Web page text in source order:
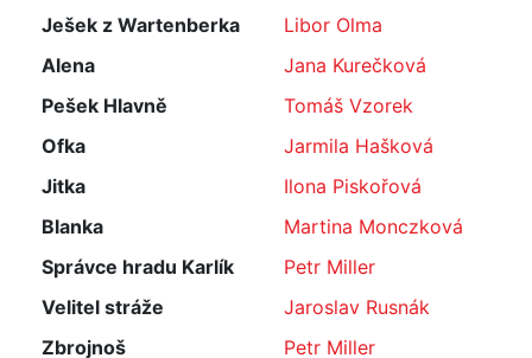
Ješek z Wartenberka
Libor Olma
Alena
Jana Kurečková
Pešek Hlavně
Tomáš Vzorek
Ofka
Jarmila Hašková
Jitka
Ilona Piskořová
Blanka
Martina Monczková
Správce hradu Karlík
Petr Miller
Velitel stráže
Jaroslav Rusnák
Zbrojnoš
Petr Miller